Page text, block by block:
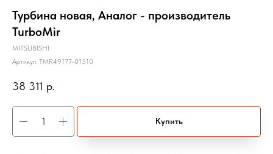
Турбина новая, Аналог - производитель
TurboMir
MITSUBISHI
Артикул: TMR49177-01510
38 311 р.
Купить